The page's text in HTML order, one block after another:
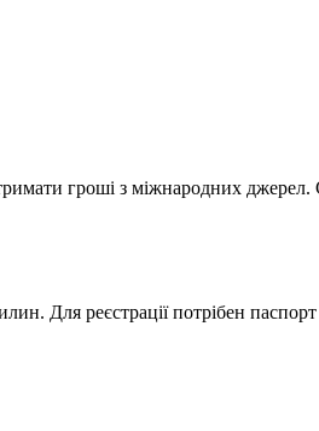
гроші з міжнародних
Для реєстрації потрібен